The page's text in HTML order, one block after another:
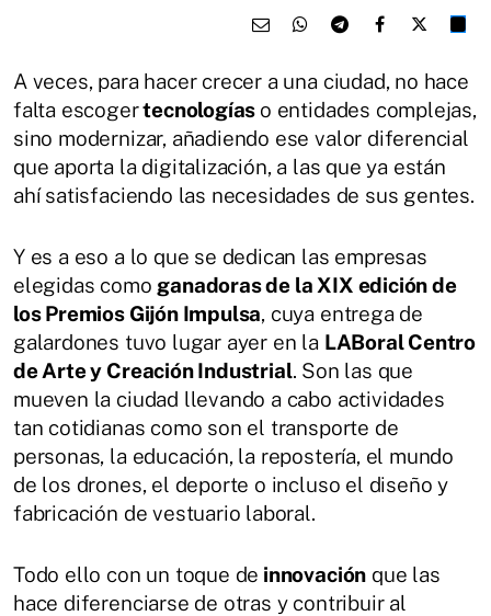
A veces, para hacer crecer a una ciudad, no hace
falta escogertecnologías o entidades complejas,
sino modernizar, añadiendo ese valor diferencial
que aporta la digitalización, a las que ya están
ahí satisfaciendo las necesidades de sus gentes.
Y es a eso a lo que se dedican las empresas
elegidas como ganadoras de la XIX edición de
los Premios Gijón Impulsa, cuya entrega de
galardones tuvo lugar ayer en la LABoral Centro
de Arte y Creación Industrial. Son las que
mueven la ciudad llevando a cabo actividades
tan cotidianas como son el transporte de
personas, la educación, la repostería, el mundo
de los drones, el deporte o incluso el diseño y
fabricación de vestuario laboral.
Todo ello con un toque de innovación que las
hace diferenciarse de otras y contribuir al